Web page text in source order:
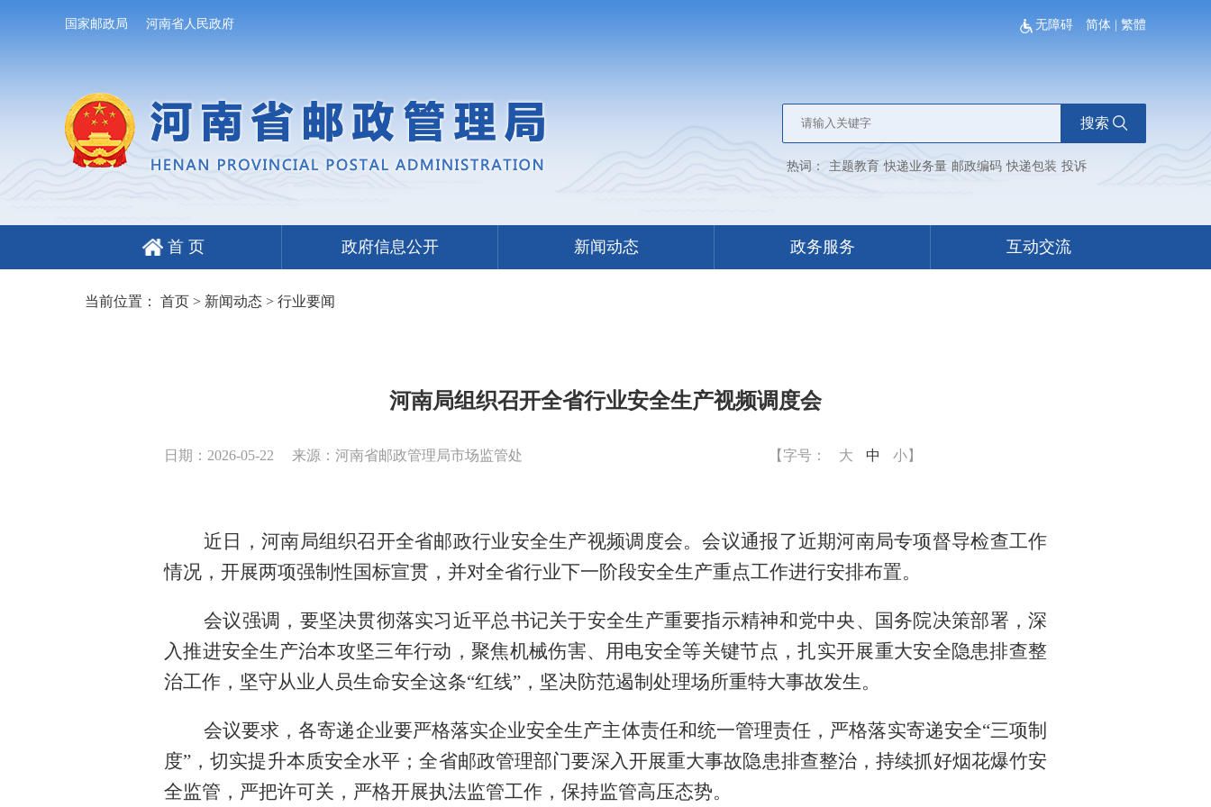
国家邮政局 河南省人民政府 无障碍 简体 繁體
搜索
热词： 主题教育 快递业务量 邮政编码 快递包装 投诉
首 页 政府信息公开 新闻动态 政务服务 互动交流
当前位置： 首页> 新闻动态> 行业要闻
河南局组织召开全省行业安全生产视频调度会
日期：2026-05-22 来源：河南省邮政管理局市场监管处 【字号： 大 中 小】
近日，河南局组织召开全省邮政行业安全生产视频调度会。会议通报了近期河南局专项督导检查工作
情况，开展两项强制性国标宣贯，并对全省行业下一阶段安全生产重点工作进行安排布置。
会议强调，要坚决贯彻落实习近平总书记关于安全生产重要指示精神和党中央、国务院决策部署，深
入推进安全生产治本攻坚三年行动，聚焦机械伤害、用电安全等关键节点，扎实开展重大安全隐患排查整
治工作，坚守从业人员生命安全这条“红线”，坚决防范遏制处理场所重特大事故发生。
会议要求，各寄递企业要严格落实企业安全生产主体责任和统一管理责任， 严格落实寄递安全“三项制
度”，切实提升本质安全水平；全省邮政管理部门要深入开展重大事故隐患排查整治，持续抓好烟花爆竹安
全监管，严把许可关， 严格开展执法监管工作，保持监管高压态势。